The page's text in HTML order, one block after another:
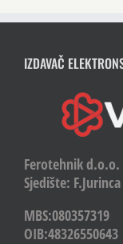
IZDAVAČ
Ferotehnik d.o.o.
Sjedište:
MBS:080357319
OIB:48326550643